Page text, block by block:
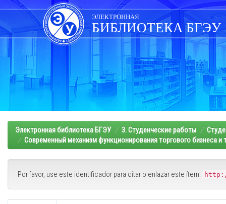
Skip
navigation
ЭЛЕКТРОННАЯ
БИБЛИОТЕКА БГЭУ
Электронная библиотека БГЭУ 3. Студенческие работы
Современный механизм функционирования торгового бизнеса и
Por favor, use este identificador para citar o enlazar este ítem: